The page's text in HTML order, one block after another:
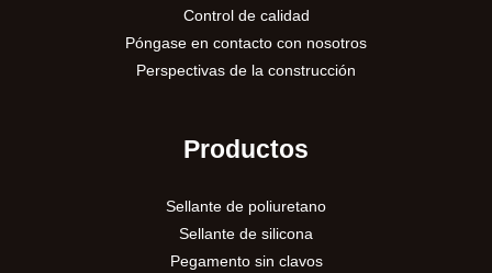
Control de calidad
Póngase en contacto con nosotros
Perspectivas de la construcción
Productos
Sellante de poliuretano
Sellante de silicona
Pegamento sin clavos